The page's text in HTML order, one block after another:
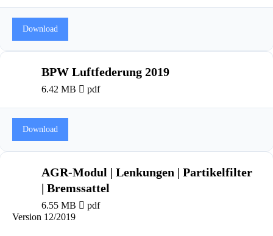
Download
BPW Luftfederung 2019
6.42 MB pdf
Download
AGR-Modul | Lenkungen | Partikelfilter
| Bremssattel
6.55 MB
pdf
Version 12/2019